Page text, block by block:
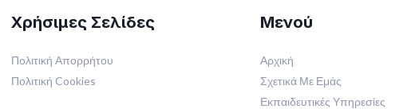
Χρήσιμες Σελίδες
Πολιτική Απορρήτου
Πολιτική Cookies
Μενού
Αρχική
Σχετικά Με Εμάς
Εκπαιδευτικές Υπηρεσίες